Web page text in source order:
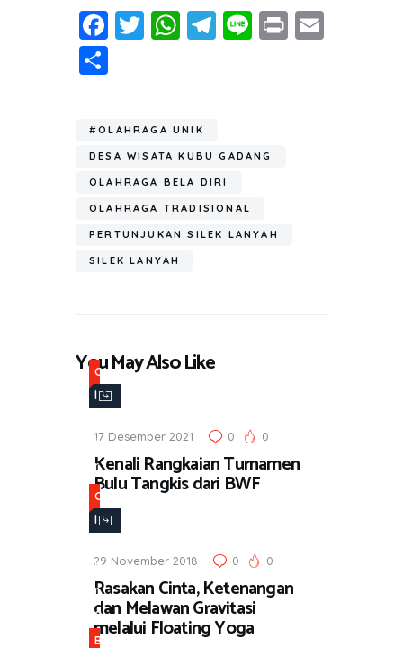
Fa
ce
ok
T
wi
W
h
A
p
p
T
el
a
m
Li
n
Pr
in
ar
e
#OLAHRAGA UNIK
DESA WISATA KUBU GADANG
OLAHRAGA BELA DIRI
OLAHRAGA TRADISIONAL
PERTUNJUKAN SILEK LANYAH
SILEK LANYAH
You May Also Like
O
l
h
r
a
g
a
17 Desember 2021 0 0
Kenali Rangkaian Turnamen
Bulu Tangkis dari BWF
O
l
h
r
a
g
29 November 2018 0 0
Rasakan Cinta, Ketenangan
dan Melawan Gravitasi
melalui Floating Yoga
B